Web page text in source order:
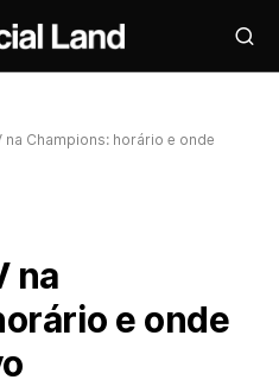
na Champions: horário e onde
na
e onde